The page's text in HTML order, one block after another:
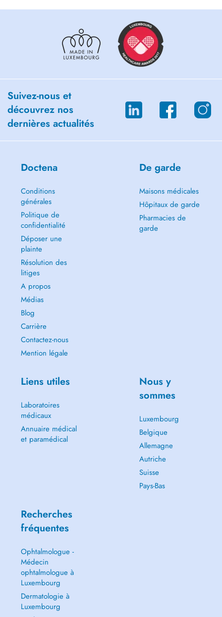
Suivez-nous et
découvrez nos
dernières actualités
Doctena
Conditions
générales
Politique de
confidentialité
Déposer une
plainte
Résolution des
litiges
A propos
Médias
Blog
Carrière
Contactez-nous
Mention légale
De garde
Maisons médicales
Hôpitaux de garde
Pharmacies de
garde
Liens utiles
Laboratoires
médicaux
Annuaire médical
et paramédical
Nous y
sommes
Luxembourg
Belgique
Allemagne
Autriche
Suisse
Pays-Bas
Recherches
fréquentes
Ophtalmologue -
Médecin
ophtalmologue à
Luxembourg
Dermatologie à
Luxembourg